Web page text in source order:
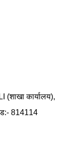
(शाखा कार्यालय),
814114